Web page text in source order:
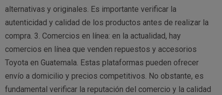
alternativas y originales. Es importante verificar la
autenticidad y calidad de los productos antes de realizar la
compra. 3. Comercios en línea: en la actualidad, hay
comercios en línea que venden repuestos y accesorios
Toyota en Guatemala. Estas plataformas pueden ofrecer
envío a domicilio y precios competitivos. No obstante, es
fundamental verificar la reputación del comercio y la calidad